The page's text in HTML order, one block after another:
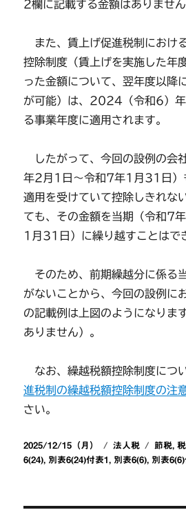
2欄に記載する金額はありません
また、賃上げ促進税制におけ
控除制度（賃上げを実施した年
った金額について、翌年度以降
が可能）は、2024（令和6）
る事業年度に適用されます。
したがって、今回の設例の会
年2月1日～令和7年1月31日）
適用を受けていて控除しきれな
ても、その金額を当期（令和7
1月31日）に繰り越すことはで
そのため、前期繰越分に係る
がないことから、今回の設例
の記載例は上図のようになりま
ありません）。
なお、繰越税額控除制度につ
進税制の繰越税額控除制度の注
さい。
投
稿
2025/12/15（月）
カ
テ
法人税
タ
グ
節税,
6(24), 別表6(24)付表1, 別表6(6), 別表